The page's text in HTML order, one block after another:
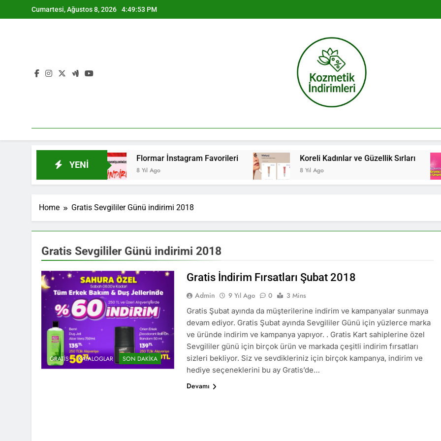
to
Cumartesi, Ağustos 8, 2026 4:49:53 PM
Kozmetik
YENI
Kataloğu 2021 Flormar İnstagram Favorileri
8 Yıl Ago
Koreli Kadınlar ve Güzellik Sırları
8 Yıl Ago
Home Gratis Sevgililer Günü indirimi 2018
Gratis Sevgililer Günü indirimi 2018
GRATIS KATALOGLAR SON DAKIKA
Gratis İndirim Fırsatları Şubat 2018
Admin 9 Yıl Ago 0
3 Mins
Gratis Şubat ayında da müşterilerine indirim ve kampanyalar sunmaya
devam ediyor. Gratis Şubat ayında Sevgililer Günü için yüzlerce marka
ve üründe indirim ve kampanya yapıyor. . Gratis Kart sahiplerine özel
Sevgililer günü için birçok ürün ve markada çeşitli indirim fırsatları
sizleri bekliyor. Siz ve sevdikleriniz için birçok kampanya, indirim ve
hediye seçeneklerini bu ay Gratis’de…
Devamı